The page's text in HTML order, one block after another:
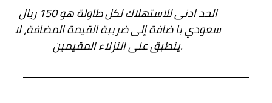
الحد ادنى للاستهلاك لكل طاولة هو 150 ريال
سعودي با ضافة إلى ضريبة القيمة المضافة، لا
ينطبق على النزلاء المقيمين.